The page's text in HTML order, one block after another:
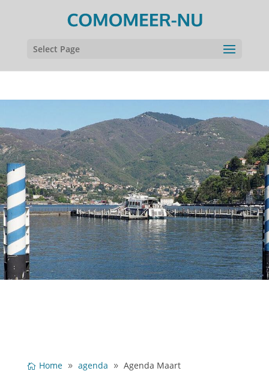
Select Page
Home agenda Agenda Maart